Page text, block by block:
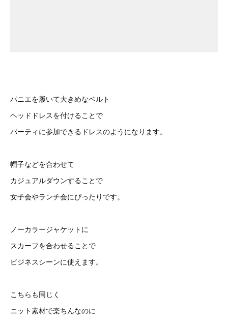
パニエを履いて大きめなベルト
ヘッドドレスを付けることで
パーティに参加できるドレスのようになります。
帽子などを合わせて
カジュアルダウンすることで
女子会やランチ会にぴったりです。
ノーカラージャケットに
スカーフを合わせることで
ビジネスシーンに使えます。
こちらも同じく
ニット素材で楽ちんなのに